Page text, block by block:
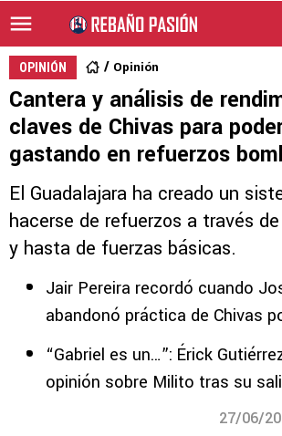
OPINIÓN Opinión
Cantera y análisis de
claves de Chivas para
gastando en refuerzos
El Guadalajara ha creado un
hacerse de refuerzos a través
y hasta de fuerzas básicas.
Jair Pereira recordó cuando
abandonó práctica de Chivas
“Gabriel es un…”: Érick
opinión sobre Milito tras su
27/06/